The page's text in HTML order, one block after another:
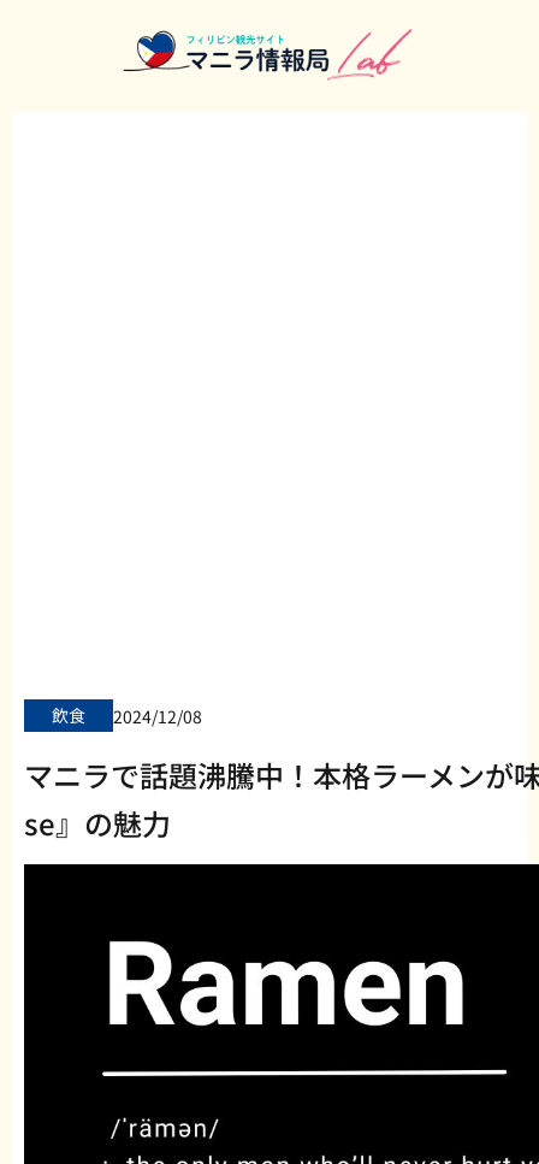
飲食 2024/12/08
マニラで話題沸騰中！本格ラーメン
se』の魅力